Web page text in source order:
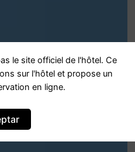
le site officiel de l'hôtel. Ce
sur l'hôtel et propose un
en ligne.